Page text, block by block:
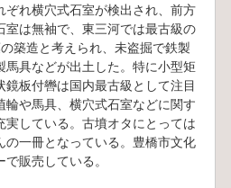
ぞれ横穴式石室が検出され、前方
室は無袖で、東三河では最古級の
築造と考えられ、未盗掘で鉄製
馬具などが出土した。特に小型矩
鏡板付轡は国内最古級として注目
輪や馬具、横穴式石室などに関す
実している。古墳オタにとっては
の一冊となっている。豊橋市文化
で販売している。